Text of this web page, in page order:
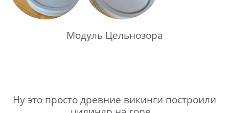
Модуль Цельнозора
Ну это просто древние викинги построили